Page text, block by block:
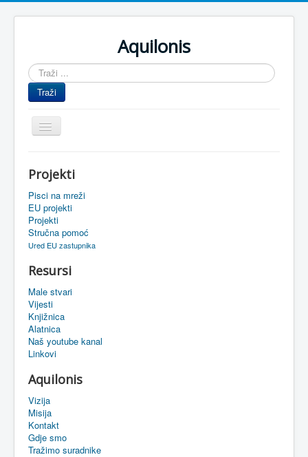
Aquilonis
Traži
...
Traži
Prikaz/Sakrivanje
navigacije
Upravljanje znanjem
Obrazovanje
Upravljanje projektima
Oaza
Sistemski alati
eMapa
Projekti
Pisci na mreži
EU projekti
Projekti
Stručna pomoć
Ured EU zastupnika
Resursi
Male stvari
Vijesti
Knjižnica
Alatnica
Naš youtube kanal
Linkovi
Aquilonis
Vizija
Misija
Kontakt
Gdje smo
Tražimo suradnike